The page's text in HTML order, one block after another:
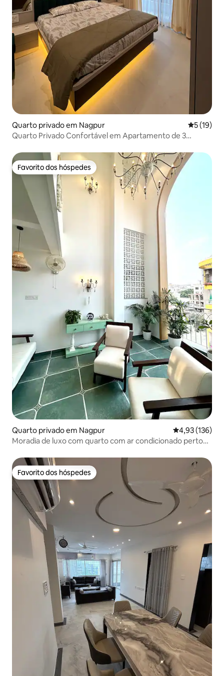
Quarto privado em Nagpur
5 (19)
Quarto Privado Confortável em Apartamento de 3
Favorito dos hóspedes
Favorito dos hóspedes
Quarto privado em Nagpur Classificação
4,93 (136)
Moradia de luxo com quarto com ar condicionado perto
Favorito dos hóspedes
Favorito dos hóspedes